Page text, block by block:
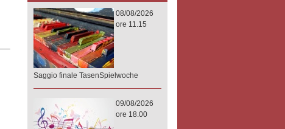
08/08/2026
ore 11.15
Saggio finale TasenSpielwoche
09/08/2026
ore 18.00